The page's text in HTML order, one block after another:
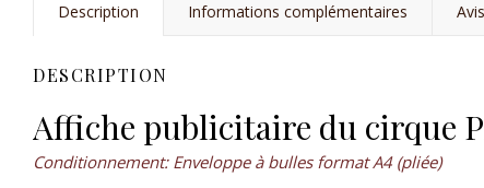
Description Informations complémentaires
DESCRIPTION
Affiche publicitaire du cirque
Conditionnement: Enveloppe à bulles format A4 (pliée)